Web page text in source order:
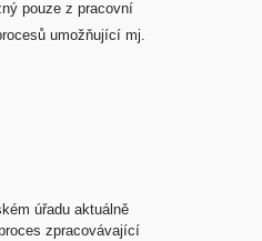
pouze z pracovní
umožňující mj.
úřadu aktuálně
zpracovávající